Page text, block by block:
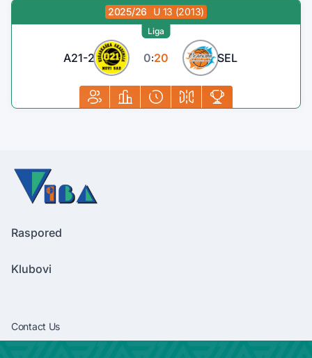
2025/26 U 13 (2013)
A21-2 0:20 SEL
Liga
Raspored
Klubovi
Contact Us